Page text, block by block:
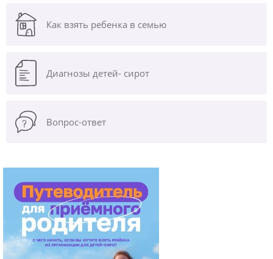
Как взять ребенка в семью
Диагнозы детей- сирот
Вопрос-ответ